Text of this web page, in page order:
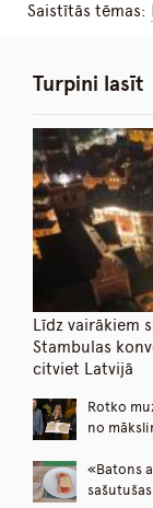
Saistītās tēmas:
Turpini lasīt
Līdz vairākiem
Stambulas
citviet Latvijā
Rotko
no
«Batons